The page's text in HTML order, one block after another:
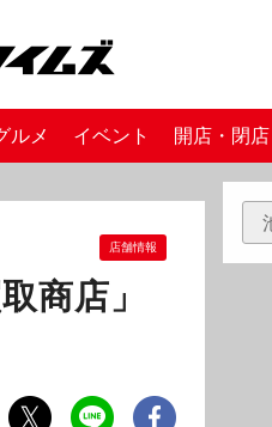
ルメ イベント 開店・閉店
店舗情報
商店」